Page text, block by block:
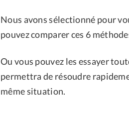
Nous avons sélectionné pour
pouvez comparer ces 6
Ou vous pouvez les essayer
permettra de résoudre
même situation.